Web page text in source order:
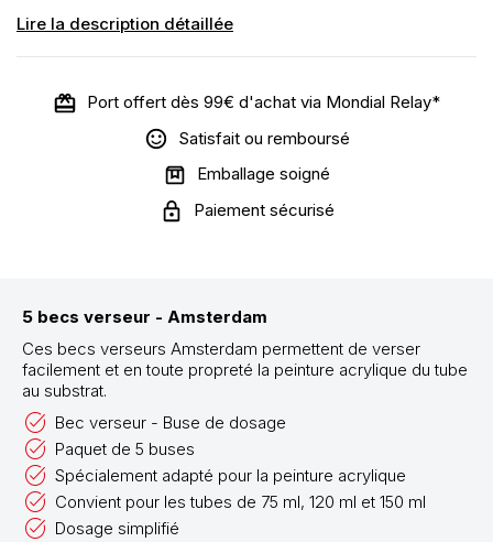
Lire la description détaillée
Port offert dès 99€ d'achat via Mondial Relay*
Satisfait ou remboursé
Emballage soigné
Paiement sécurisé
5 becs verseur - Amsterdam
Ces becs verseurs Amsterdam permettent de verser
facilement et en toute propreté la peinture acrylique du tube
au substrat.
Bec verseur - Buse de dosage
Paquet de 5 buses
Spécialement adapté pour la peinture acrylique
Convient pour les tubes de 75 ml, 120 ml et 150 ml
Dosage simplifié